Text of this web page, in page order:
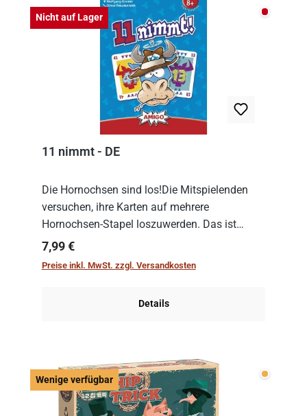
Nicht auf Lager Nicht
11 nimmt - DE
Die Hornochsen sind los!Die Mitspielenden
versuchen, ihre Karten auf mehrere
Hornochsen-Stapel loszuwerden. Das ist
kniffliger als gedacht, denn die Differenz
zwischen ausgespielter Karte und der
Regulärer Preis:
7,99 €
Preise inkl. MwSt. zzgl. Versandkosten
Details
Wenige verfügbar Wenige